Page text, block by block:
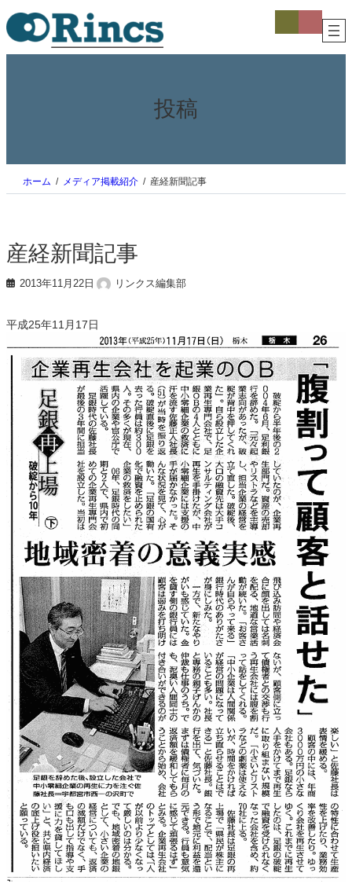
内
容
を
ス
コ
コ
投稿
ホーム メディア掲載紹介 産経新聞記事
産経新聞記事
2013年11月22日 リンクス編集部
平成25年11月17日